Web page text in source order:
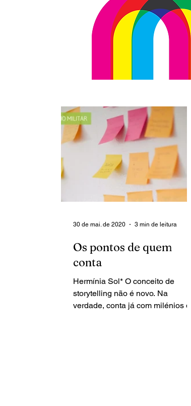
Os pontos de quem
conta
Hermínia Sol* O conceito de
storytelling não é novo. Na
verdade, conta já com milénios de
30 de mai. de 2020 3 min de leitura